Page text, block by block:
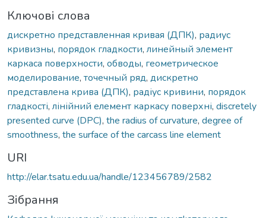
Ключові слова
дискретно представленная кривая (ДПК), радиус
кривизны, порядок гладкости, линейный элемент
каркаса поверхности, обводы, геометрическое
моделирование, точечный ряд, дискретно
представлена крива (ДПК), радіус кривини, порядок
гладкості, лінійний елемент каркасу поверхні, discretely
presented curve (DPС), the radius of curvature, degree of
smoothness, the surface of the carcass line element
URI
http://elar.tsatu.edu.ua/handle/123456789/2582
Зібрання